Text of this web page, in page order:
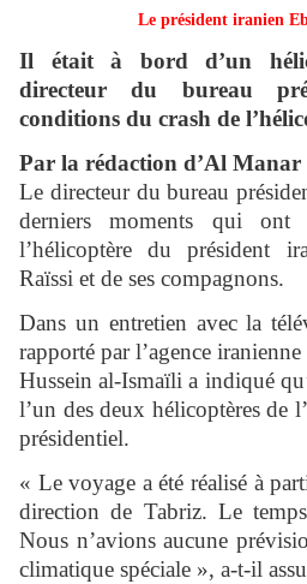
Le président iranien
Il était à bord d’un
directeur du bureau
conditions du crash de
Par la rédaction d’Al Manar
Le directeur du bureau
derniers moments qui ont
l’hélicoptère du président
Raïssi et de ses compagnons.
Dans un entretien avec la
rapporté par l’agence
Hussein al-Ismaïli a indiqué
l’un des deux hélicoptères de
présidentiel.
« Le voyage a été réalisé à
direction de Tabriz. Le
Nous n’avions aucune
climatique spéciale », a-t-il